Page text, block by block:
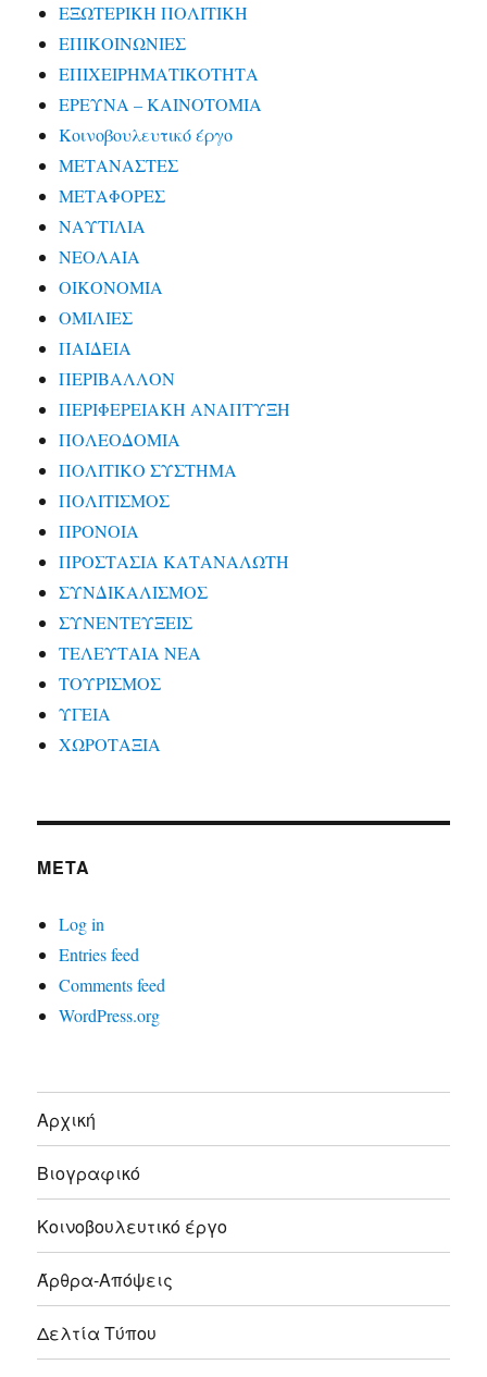
ΕΞΩΤΕΡΙΚΗ ΠΟΛΙΤΙΚΗ
ΕΠΙΚΟΙΝΩΝΙΕΣ
ΕΠΙΧΕΙΡΗΜΑΤΙΚΟΤΗΤΑ
ΕΡΕΥΝΑ – ΚΑΙΝΟΤΟΜΙΑ
Κοινοβουλευτικό έργο
ΜΕΤΑΝΑΣΤΕΣ
ΜΕΤΑΦΟΡΕΣ
ΝΑΥΤΙΛΙΑ
ΝΕΟΛΑΙΑ
ΟΙΚΟΝΟΜΙΑ
ΟΜΙΛΙΕΣ
ΠΑΙΔΕΙΑ
ΠΕΡΙΒΑΛΛΟΝ
ΠΕΡΙΦΕΡΕΙΑΚΗ ΑΝΑΠΤΥΞΗ
ΠΟΛΕΟΔΟΜΙΑ
ΠΟΛΙΤΙΚΟ ΣΥΣΤΗΜΑ
ΠΟΛΙΤΙΣΜΟΣ
ΠΡΟΝΟΙΑ
ΠΡΟΣΤΑΣΙΑ ΚΑΤΑΝΑΛΩΤΗ
ΣΥΝΔΙΚΑΛΙΣΜΟΣ
ΣΥΝΕΝΤΕΥΞΕΙΣ
ΤΕΛΕΥΤΑΙΑ ΝΕΑ
ΤΟΥΡΙΣΜΟΣ
ΥΓΕΙΑ
ΧΩΡΟΤΑΞΙΑ
META
Log in
Entries feed
Comments feed
WordPress.org
Αρχική
Βιογραφικό
Κοινοβουλευτικό έργο
Άρθρα-Απόψεις
Δελτία Τύπου